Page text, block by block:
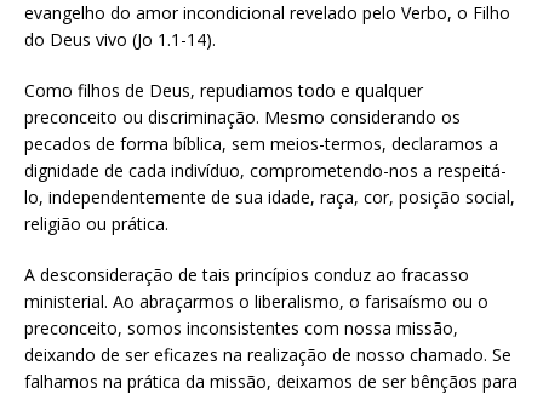
evangelho do amor incondicional revelado pelo Verbo, o Filho
do Deus vivo (Jo 1.1-14).
Como filhos de Deus, repudiamos todo e qualquer
preconceito ou discriminação. Mesmo considerando os
pecados de forma bíblica, sem meios-termos, declaramos a
dignidade de cada indivíduo, comprometendo-nos a respeitá-
lo, independentemente de sua idade, raça, cor, posição social,
religião ou prática.
A desconsideração de tais princípios conduz ao fracasso
ministerial. Ao abraçarmos o liberalismo, o farisaísmo ou o
preconceito, somos inconsistentes com nossa missão,
deixando de ser eficazes na realização de nosso chamado. Se
falhamos na prática da missão, deixamos de ser bênçãos para